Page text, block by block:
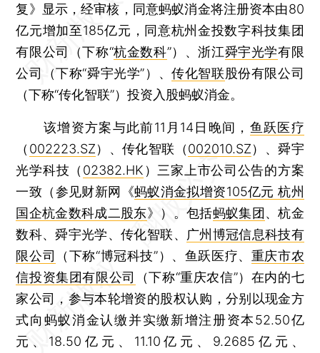
复》显示，经审核，同意蚂蚁消金将注册资本由80
亿元增加至185亿元，同意杭州金投数字科技集团
有限公司（下称“杭金数科”）、浙江舜宇光学有限
公司（下称“舜宇光学”）、传化智联股份有限公司
（下称“传化智联”）投资入股蚂蚁消金。
该增资方案与此前11月14日晚间， 鱼跃医疗
（ 002223.SZ）、传化智联（002010.SZ）、舜宇
光学科技（ 02382.HK ）三家上市公司公告的方案
一致（参见财新网《蚂蚁消金拟增资105亿元 杭州
国企杭金数科成二股东》）。包括蚂蚁集团、杭金
数科、舜宇光学、传化智联、
广州博冠信息科技有
限公司
（下称“博冠科技”）、鱼跃医疗、 重庆市农
信投资集团有限公司
（下称“重庆农信”）在内的七
家公司，参与本轮增资的股权认购，分别以现金方
式向蚂蚁消金认缴并实缴新增注册资本52.50亿
元、18.50亿元、11.10亿元、9.2685亿元、